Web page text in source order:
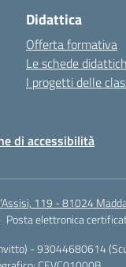
Didattica
Offerta formativa
Le schede
I progetti delle
di accessibilità
119 - 81024
Posta elettronica
- 93044680614